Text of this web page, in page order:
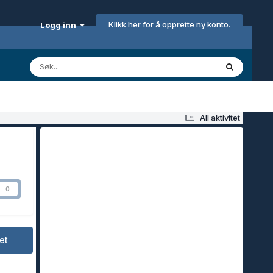
Logg inn Klikk her for å opprette ny konto.
All aktivitet
0